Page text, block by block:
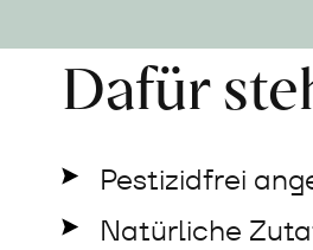
Dafür
Pestizidfrei
Natürliche